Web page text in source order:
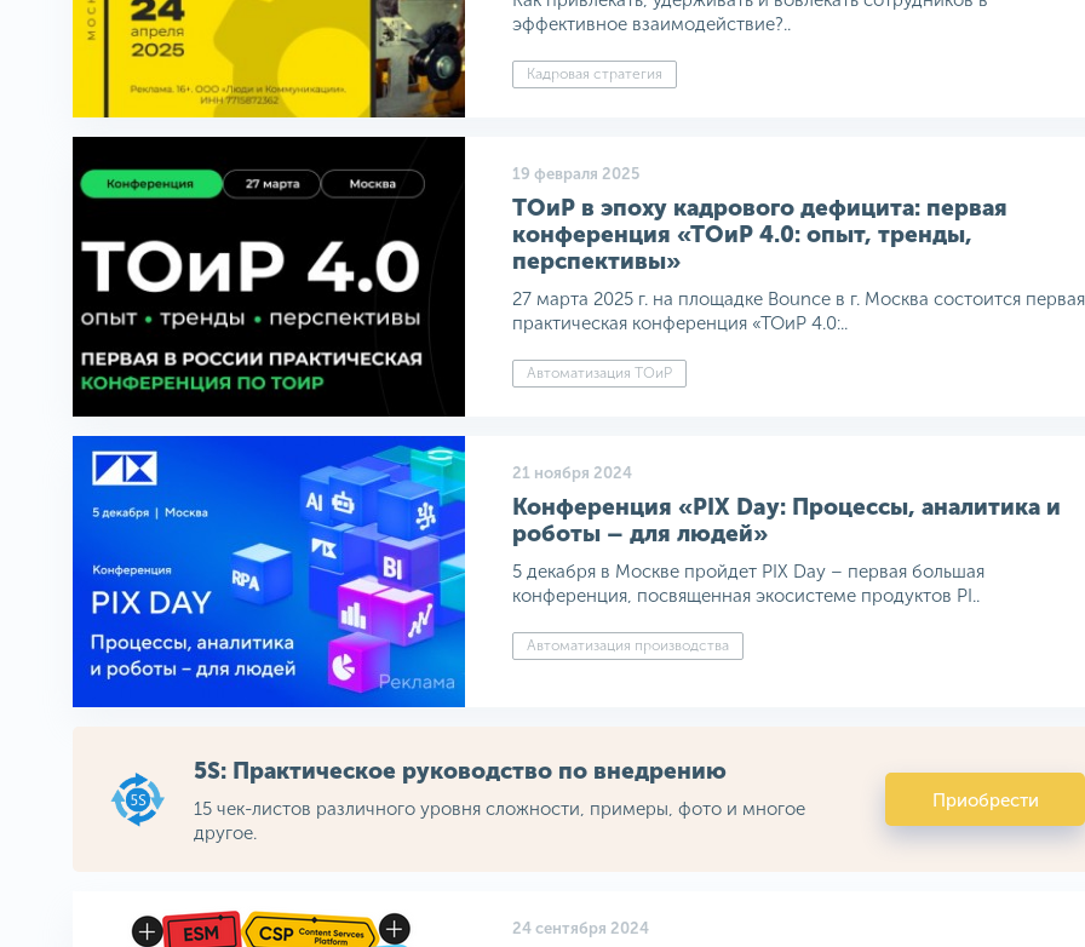
эффективное взаимодействие?..
Кадровая стратегия
19 февраля 2025
ТОиР в эпоху кадрового дефицита: первая
конференция «ТОиР 4.0: опыт, тренды,
перспективы»
27 марта 2025 г. на площадке Bounce в г. Москва состоится первая
практическая конференция «ТОиР 4.0:..
Автоматизация ТОиР
21 ноября 2024
Конференция «PIX Day: Процессы, аналитика и
роботы – для людей»
5 декабря в Москве пройдет PIX Day – первая большая
конференция, посвященная экосистеме продуктов PI..
Автоматизация производства
5S: Практическое руководство по внедрению
15 чек-листов различного уровня сложности, примеры, фото и многое
другое.
Приобрести
24 сентября 2024